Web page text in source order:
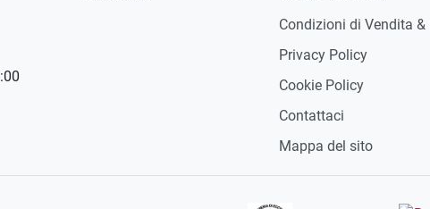
Condizioni di Vendita &
Privacy Policy
Cookie Policy
Contattaci
Mappa del sito